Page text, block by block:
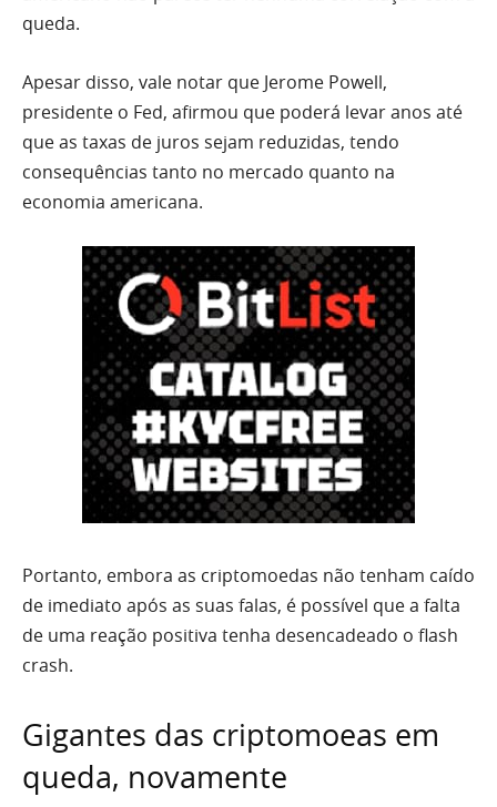
queda.
Apesar disso, vale notar que Jerome Powell,
presidente o Fed, afirmou que poderá levar anos até
que as taxas de juros sejam reduzidas, tendo
consequências tanto no mercado quanto na
economia americana.
Portanto, embora as criptomoedas não tenham caído
de imediato após as suas falas, é possível que a falta
de uma reação positiva tenha desencadeado o flash
crash.
Gigantes das criptomoeas em
queda, novamente